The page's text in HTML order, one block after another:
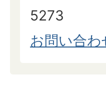
5273
お問い合